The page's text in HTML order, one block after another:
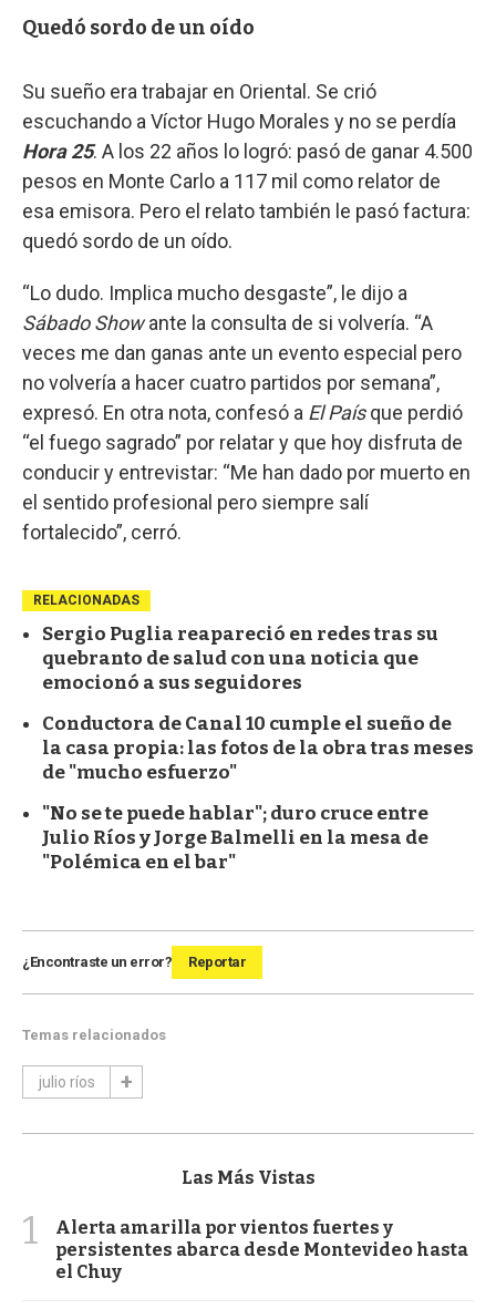
Quedó sordo de un oído
Su sueño era trabajar en Oriental. Se crió
escuchando a Víctor Hugo Morales y no se perdía
Hora 25. A los 22 años lo logró: pasó de ganar 4.500
pesos en Monte Carlo a 117 mil como relator de
esa emisora. Pero el relato también le pasó factura:
quedó sordo de un oído.
“Lo dudo. Implica mucho desgaste”, le dijo a
Sábado Showante la consulta de si volvería. “A
veces me dan ganas ante un evento especial pero
no volvería a hacer cuatro partidos por semana”,
expresó. En otra nota, confesó a El Paísque perdió
“el fuego sagrado” por relatar y que hoy disfruta de
conducir y entrevistar: “Me han dado por muerto en
el sentido profesional pero siempre salí
fortalecido”, cerró.
RELACIONADAS
Sergio Puglia reapareció en redes tras su
quebranto de salud con una noticia que
emocionó a sus seguidores
Conductora de Canal 10 cumple el sueño de
la casa propia: las fotos de la obra tras meses
de "mucho esfuerzo"
"No se te puede hablar"; duro cruce entre
Julio Ríos y Jorge Balmelli en la mesa de
"Polémica en el bar"
¿Encontraste un error? Reportar
Temas relacionados
julio ríos
Las Más Vistas
1
Alerta amarilla por vientos fuertes y
persistentes abarca desde Montevideo hasta
el Chuy